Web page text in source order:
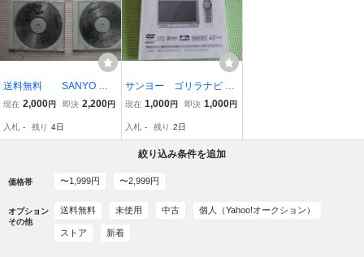
送料無料 SANYO
NVP- KS41D バージョ
YO ナビ ゴリラ 未
現在 2,000円 即決 2,200円
入札 - 残り 4日
サンヨー ゴリラナビ 取
扱説明書NV-DVC80DT
現在 1,000円 即決 1,000円
入札 - 残り 2日
絞り込み条件を追加
価格帯 〜1,999円 〜2,999円
オプション
その他
送料無料 未使用 中古 個人（Yahoo!オークション）
ストア 新着